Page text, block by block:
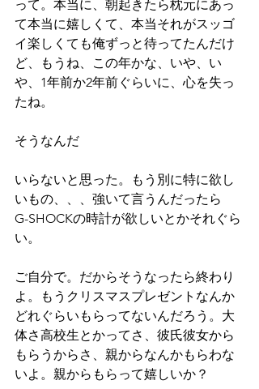
って。本当に、朝起きたら枕元にあっ
て本当に嬉しくて、本当それがスッゴ
イ楽しくても俺ずっと待ってたんだけ
ど、もうね、この年かな、いや、い
や、1年前か2年前ぐらいに、心を失っ
たね。
そうなんだ
いらないと思った。もう別に特に欲し
いもの、、、強いて言うんだったら
G-⁠SHOCKの時計が欲しいとかそれぐら
い。
ご自分で。だからそうなったら終わり
よ。もうクリスマスプレゼントなんか
どれぐらいもらってないんだろう。大
体さ高校生とかってさ、彼氏彼女から
もらうからさ、親からなんかもらわな
いよ。親からもらって嬉しいか？